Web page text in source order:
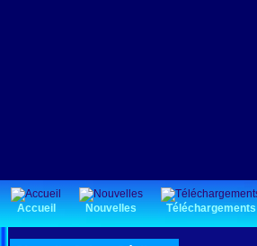
Accueil Nouvelles Téléchargements